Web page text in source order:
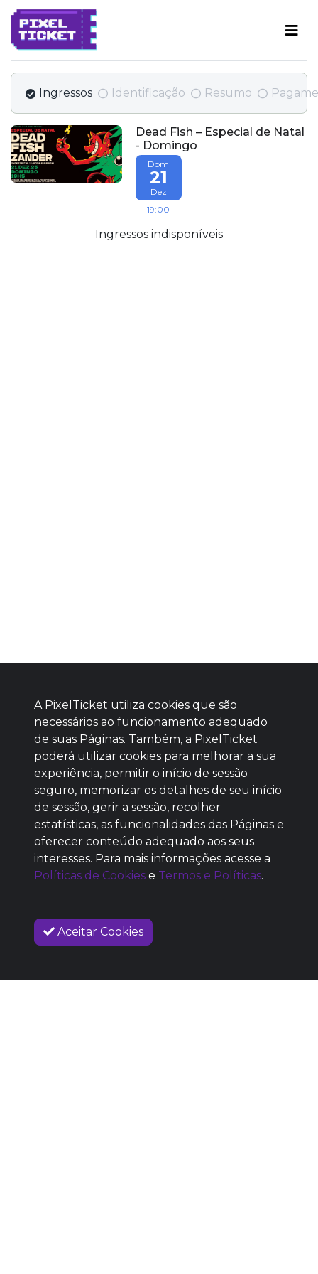
Ingressos Identificação Resumo
Dead Fish – Especial de Natal
- Domingo
Dom
21
Dez
19:00
Ingressos indisponíveis
Baixe agora nosso app
SEM REPUTAÇÃO
DEFINIDA
A PixelTicket utiliza cookies que são
necessários ao funcionamento adequado
de suas Páginas. Também, a PixelTicket
poderá utilizar cookies para melhorar a sua
experiência, permitir o início de sessão
seguro, memorizar os detalhes de seu início
de sessão, gerir a sessão, recolher
estatísticas, as funcionalidades das Páginas e
oferecer conteúdo adequado aos seus
interesses. Para mais informações acesse a
Políticas de Cookies e Termos e Políticas.
Aceitar Cookies